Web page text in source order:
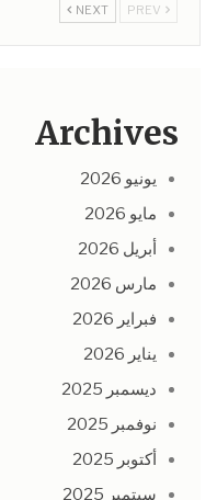
NEXT
Archives
يونيو 2026
مايو 2026
أبريل 2026
مارس 2026
فبراير 2026
يناير 2026
ديسمبر 2025
نوفمبر 2025
أكتوبر 2025
سبتمبر 2025